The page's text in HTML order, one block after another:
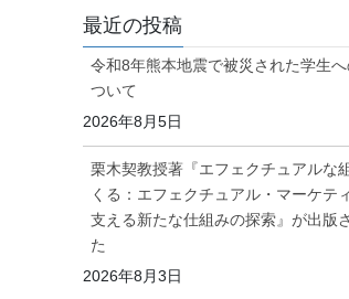
最近の投稿
令和8年熊本地震で被災された学生へ
ついて
2026年8月5日
栗木契教授著『エフェクチュアルな
くる：エフェクチュアル・マーケテ
支える新たな仕組みの探索』が出版
た
2026年8月3日